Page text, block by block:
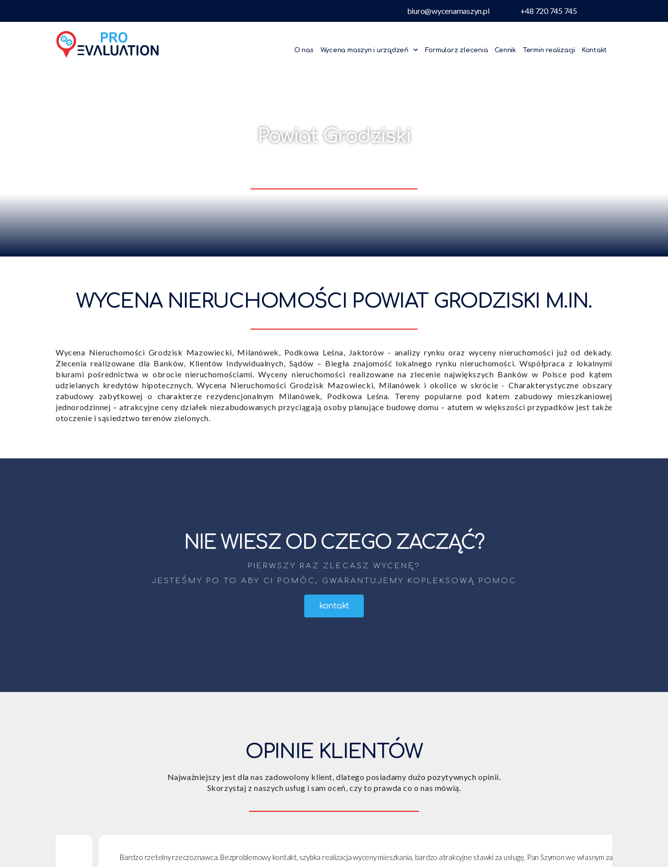
biuro@wycenamaszyn.pl +48 720 745 745
O nas Wycena maszyn i urządzeń Formularz zlecenia Cennik Termin realizacji Kontakt
Powiat Grodziski
WYCENA NIERUCHOMOŚCI POWIAT GRODZISKI M.IN.
Wycena Nieruchomości Grodzisk Mazowiecki, Milanówek, Podkowa Leśna, Jaktorów - analizy rynku oraz wyceny nieruchomości już od dekady.
Zlecenia realizowane dla Banków, Klientów Indywidualnych, Sądów – Biegła znajomość lokalnego rynku nieruchomości. Współpraca z lokalnymi
biurami pośrednictwa w obrocie nieruchomościami. Wyceny nieruchomości realizowane na zlecenie największych Banków w Polsce pod kątem
udzielanych kredytów hipotecznych. Wycena Nieruchomości Grodzisk Mazowiecki, Milanówek i okolice w skrócie - Charakterystyczne obszary
zabudowy zabytkowej o charakterze rezydencjonalnym Milanówek, Podkowa Leśna. Tereny popularne pod katem zabudowy mieszkaniowej
jednorodzinnej – atrakcyjne ceny działek niezabudowanych przyciągają osoby planujące budowę domu – atutem w większości przypadków jest także
otoczenie i sąsiedztwo terenów zielonych.
NIE WIESZ OD CZEGO ZACZĄĆ?
PIERWSZY RAZ ZLECASZ WYCENĘ?
JESTEŚMY PO TO ABY CI POMÓC, GWARANTUJEMY KOPLEKSOWĄ POMOC
kontakt
OPINIE KLIENTÓW
Najważniejszy jest dla nas zadowolony klient, dlatego posiadamy dużo pozytywnych opinii.
Skorzystaj z naszych usług i sam oceń, czy to prawda co o nas mówią.
Bardzo rzetelny rzeczoznawca. Bezproblemowy kontakt, szybka realizacja wyceny mieszkania, bardzo atrakcyjne stawki za usługę. Pan Szymon we własnym zakresie